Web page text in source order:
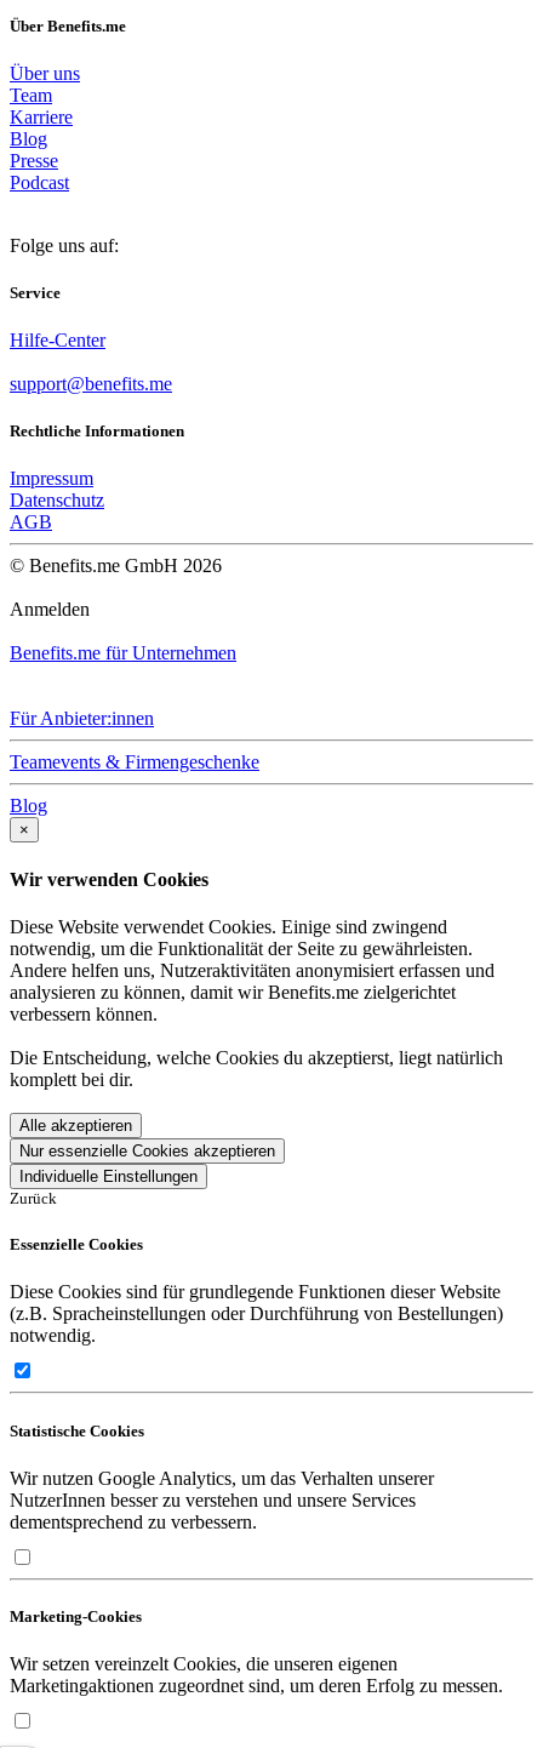
Über Benefits.me
Über uns
Team
Karriere
Blog
Presse
Podcast
Folge uns auf:
Service
Hilfe-Center
support@benefits.me
Rechtliche Informationen
Impressum
Datenschutz
AGB
© Benefits.me GmbH 2026
Anmelden
Benefits.me für Unternehmen
Für Anbieter:innen
Teamevents & Firmengeschenke
Blog
×
Wir verwenden Cookies
Diese Website verwendet Cookies. Einige sind zwingend
notwendig, um die Funktionalität der Seite zu gewährleisten.
Andere helfen uns, Nutzeraktivitäten anonymisiert erfassen und
analysieren zu können, damit wir Benefits.me zielgerichtet
verbessern können.
Die Entscheidung, welche Cookies du akzeptierst, liegt natürlich
komplett bei dir.
Alle akzeptieren
Nur essenzielle Cookies akzeptieren
Individuelle Einstellungen
Zurück
Essenzielle Cookies
Diese Cookies sind für grundlegende Funktionen dieser Website
(z.B. Spracheinstellungen oder Durchführung von Bestellungen)
notwendig.
Statistische Cookies
Wir nutzen Google Analytics, um das Verhalten unserer
NutzerInnen besser zu verstehen und unsere Services
dementsprechend zu verbessern.
Marketing-Cookies
Wir setzen vereinzelt Cookies, die unseren eigenen
Marketingaktionen zugeordnet sind, um deren Erfolg zu messen.